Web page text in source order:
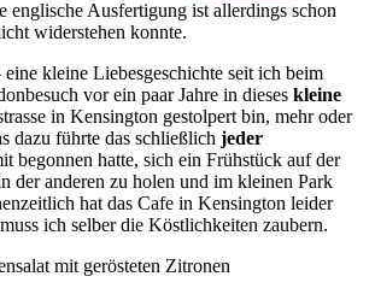
englische Ausfertigung ist allerdings schon
widerstehen konnte.
kleine Liebesgeschichte seit ich beim
vor ein paar Jahre in dieses kleine
in Kensington gestolpert bin, mehr oder
dazu führte das schließlich jeder
begonnen hatte, sich ein Frühstück auf der
der anderen zu holen und im kleinen Park
hat das Cafe in Kensington leider
ich selber die Köstlichkeiten zaubern.